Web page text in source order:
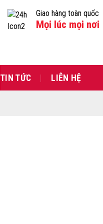
Giao hàng toàn quốc
Mọi lúc mọi nơi
TIN TỨC LIÊN HỆ